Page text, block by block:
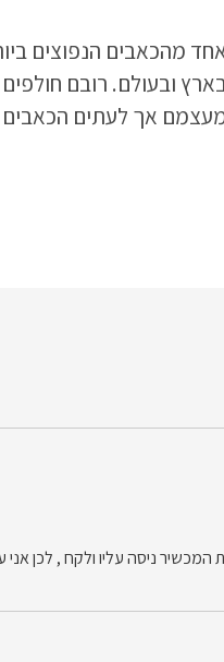
מהכאבים הנפוצים
ובעולם. רובם חולפים
אך לעתים הכאבים
אצלינו את המכשיר ניסה עליו